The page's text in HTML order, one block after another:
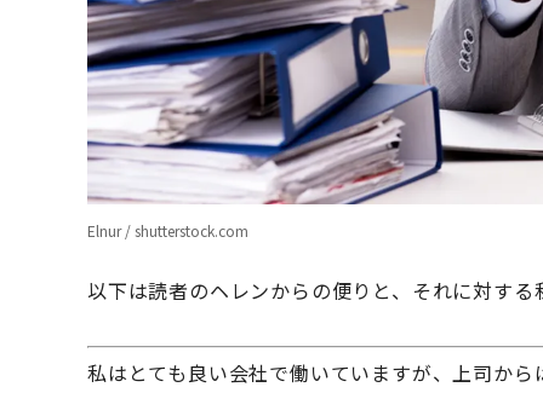
Elnur / shutterstock.com
以下は読者のヘレンからの便りと、それに対す
私はとても良い会社で働いていますが、上司か